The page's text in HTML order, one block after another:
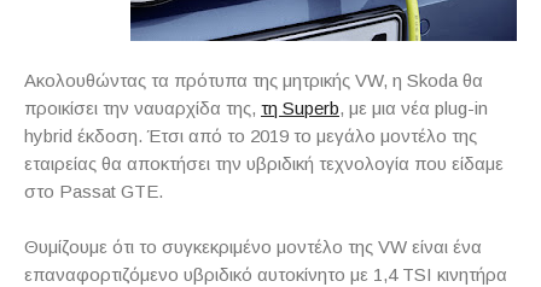
Ακολουθώντας τα πρότυπα της μητρικής VW, η Skoda θα
προικίσει την ναυαρχίδα της, τη Superb, με μια νέα plug-in
hybrid έκδοση. Έτσι από το 2019 το μεγάλο μοντέλο της
εταιρείας θα αποκτήσει την υβριδική τεχνολογία που είδαμε
στο Passat GTE.
Θυμίζουμε ότι το συγκεκριμένο μοντέλο της VW είναι ένα
επαναφορτιζόμενο υβριδικό αυτοκίνητο με 1,4 TSI κινητήρα